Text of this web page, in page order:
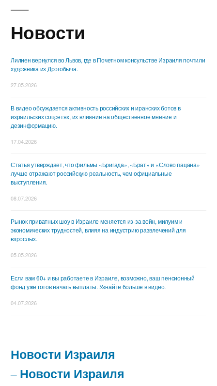
Новости
Лилиен вернулся во Львов, где в Почетном консульстве Израиля почтили
художника из Дрогобыча.
27.05.2026
В видео обсуждается активность российских и иранских ботов в
израильских соцсетях, их влияние на общественное мнение и
дезинформацию.
17.04.2026
Статья утверждает, что фильмы «Бригада», «Брат» и «Слово пацана»
лучше отражают российскую реальность, чем официальные
выступления.
08.07.2026
Рынок приватных шоу в Израиле меняется из-за войн, милуим и
экономических трудностей, влияя на индустрию развлечений для
взрослых.
05.05.2026
Если вам 60+ и вы работаете в Израиле, возможно, ваш пенсионный
фонд уже готов начать выплаты. Узнайте больше в видео.
04.07.2026
Новости Израиля
Новости Израиля